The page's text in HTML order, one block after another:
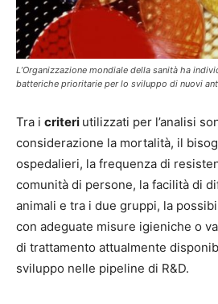
L’Organizzazione mondiale della sanità ha
batteriche prioritarie per lo sviluppo di nuovi
Tra i criteri utilizzati per l’analisi
considerazione la mortalità, il
ospedalieri, la frequenza di
comunità di persone, la facilità di
animali e tra i due gruppi, la
con adeguate misure igieniche o
di trattamento attualmente
sviluppo nelle pipeline di R&D.